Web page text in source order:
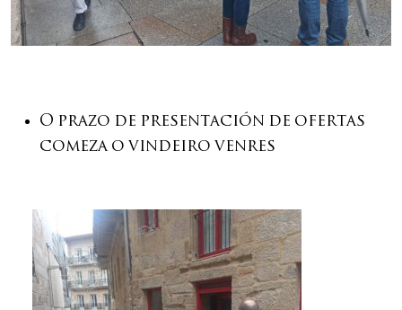
O prazo de presentación de ofertas
comeza o vindeiro venres